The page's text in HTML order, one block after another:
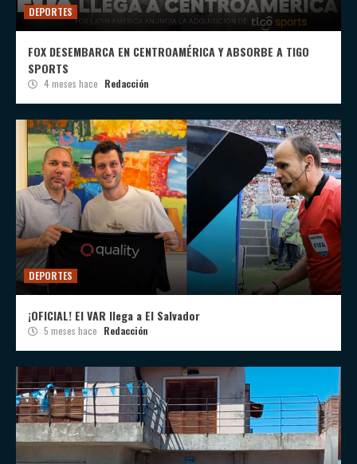
DEPORTES
FOX DESEMBARCA EN CENTROAMÉRICA Y ABSORBE A TIGO
SPORTS
4 meses hace Redacción
DEPORTES
¡OFICIAL! El VAR llega a El Salvador
5 meses hace Redacción